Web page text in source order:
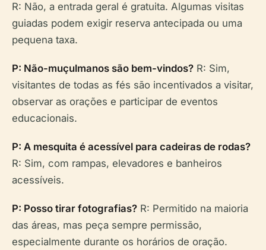
R: Não, a entrada geral é gratuita. Algumas visitas
guiadas podem exigir reserva antecipada ou uma
pequena taxa.
P: Não-muçulmanos são bem-vindos? R: Sim,
visitantes de todas as fés são incentivados a visitar,
observar as orações e participar de eventos
educacionais.
P: A mesquita é acessível para cadeiras de rodas?
R: Sim, com rampas, elevadores e banheiros
acessíveis.
P: Posso tirar fotografias? R: Permitido na maioria
das áreas, mas peça sempre permissão,
especialmente durante os horários de oração.